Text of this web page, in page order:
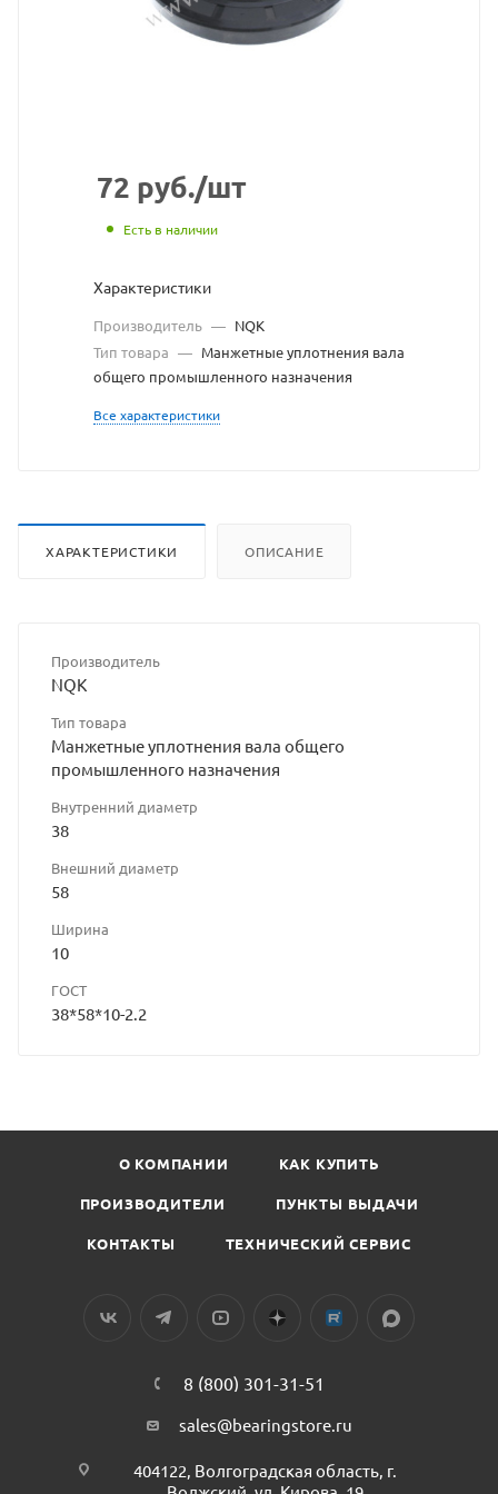
https://
по
разрешения
владельца
72 руб./шт
Есть в наличии
Характеристики
Производитель — NQK
Тип товара — Манжетные уплотнения вала
общего промышленного назначения
Все характеристики
ХАРАКТЕРИСТИКИ ОПИСАНИЕ
Производитель
NQK
Тип товара
Манжетные уплотнения вала общего
промышленного назначения
Внутренний диаметр
38
Внешний диаметр
58
Ширина
10
ГОСТ
38*58*10-2.2
О КОМПАНИИ КАК КУПИТЬ
ПРОИЗВОДИТЕЛИ ПУНКТЫ ВЫДАЧИ
КОНТАКТЫ ТЕХНИЧЕСКИЙ СЕРВИС
8 (800) 301-31-51
sales@bearingstore.ru
404122, Волгоградская область, г.